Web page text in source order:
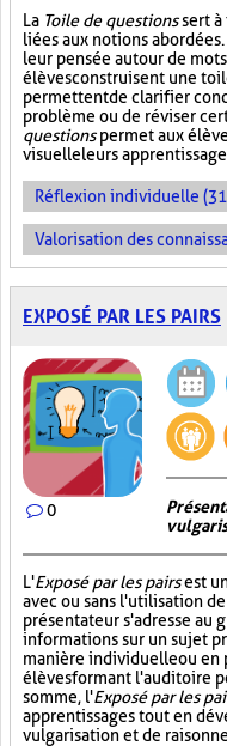
La Toile de questionssert à
liées aux notions
leur pensée autour de
élèves construisent une
permettent de clarifier
problème ou de réviser
questionspermet aux
visuelle leurs
Réflexion individuelle
Valorisation des
EXPOSÉ PAR LES PAIRS
0
L'Exposé par les pairsest
avec ou sans l'utilisation
présentateur s'adresse au
informations sur un sujet
manière individuelle ou en
élèves formant l'auditoire
somme, l'Exposé par les
apprentissages tout en
vulgarisation et de